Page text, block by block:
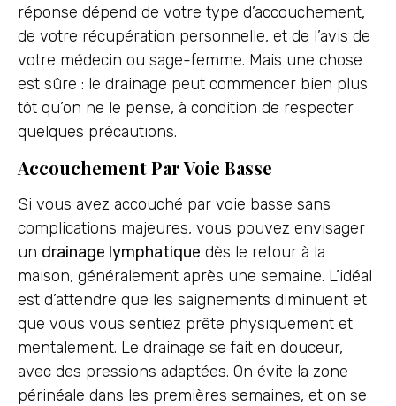
réponse dépend de votre type d’accouchement,
de votre récupération personnelle, et de l’avis de
votre médecin ou sage-femme. Mais une chose
est sûre : le drainage peut commencer bien plus
tôt qu’on ne le pense, à condition de respecter
quelques précautions.
Accouchement Par Voie Basse
Si vous avez accouché par voie basse sans
complications majeures, vous pouvez envisager
un drainage lymphatique dès le retour à la
maison, généralement après une semaine. L’idéal
est d’attendre que les saignements diminuent et
que vous vous sentiez prête physiquement et
mentalement. Le drainage se fait en douceur,
avec des pressions adaptées. On évite la zone
périnéale dans les premières semaines, et on se